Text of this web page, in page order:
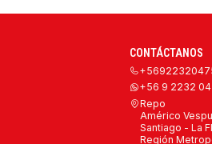
CONTÁCTANOS
+56 9 2232
Repo
Américo
Santiago - La
Región